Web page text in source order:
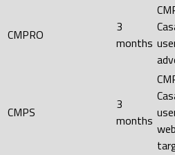
CMPRO
3
months
CMPS
3
months